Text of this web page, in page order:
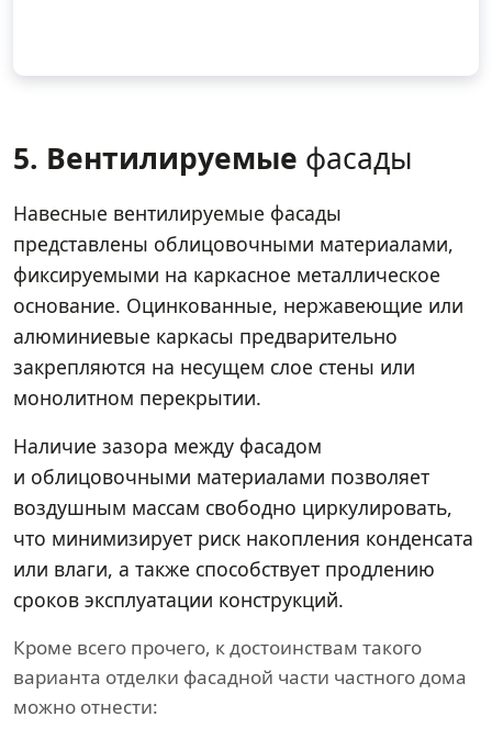
5. Вентилируемые фасады
Навесные вентилируемые фасады
представлены облицовочными материалами,
фиксируемыми на каркасное металлическое
основание. Оцинкованные, нержавеющие или
алюминиевые каркасы предварительно
закрепляются на несущем слое стены или
монолитном перекрытии.
Наличие зазора между фасадом
и облицовочными материалами позволяет
воздушным массам свободно циркулировать,
что минимизирует риск накопления конденсата
или влаги, а также способствует продлению
сроков эксплуатации конструкций.
Кроме всего прочего, к достоинствам такого
варианта отделки фасадной части частного дома
можно отнести: